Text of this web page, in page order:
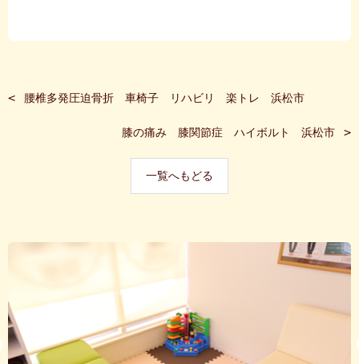
腰椎多発圧迫骨折 車椅子 リハビリ 楽トレ 浜松市
膝の痛み 膝関節症 ハイボルト 浜松市
一覧へもどる